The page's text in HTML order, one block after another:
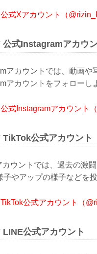
式Xアカウント（
公式Instagramアカウ
アカウントでは、動画
アカウントをフォローし
式Instagramアカウント（
TikTok公式アカウント
カウントでは、過去の激
子やアップの様子などを
公式アカウント（
LINE公式アカウント